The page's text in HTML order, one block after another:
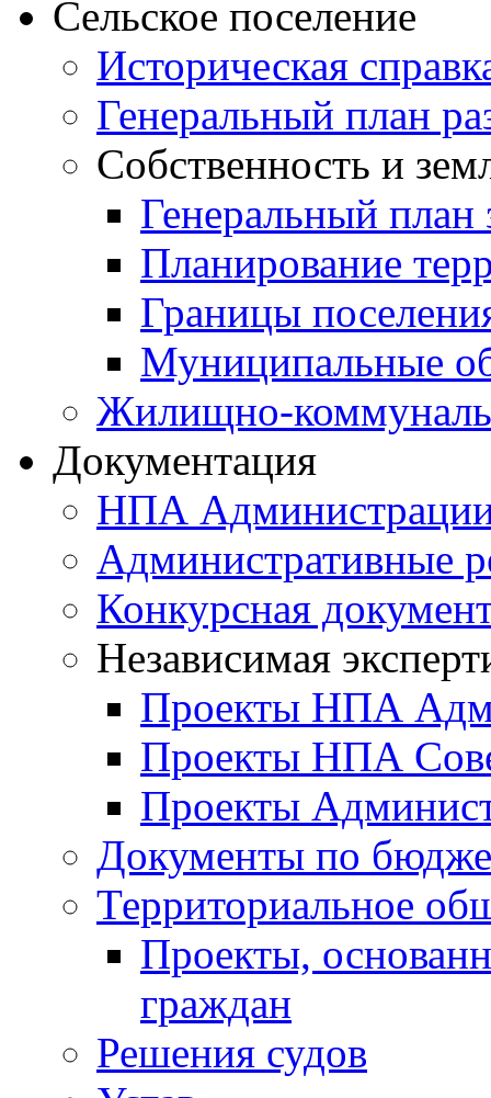
Сельское поселение
Историческая
Генеральный план
Собственность и
Генеральный план
Планирование
Границы
Муниципальные
Жилищно-
Документация
НПА
Административные
Конкурсная
Независимая
Проекты НПА
Проекты НПА
Проекты
Документы по
Территориальное
Проекты,
граждан
Решения судов